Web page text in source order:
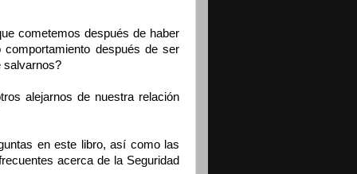
cometemos después de haber
después de ser
salvarnos?
alejarnos de nuestra relación
en este libro, así como las
acerca de la Seguridad